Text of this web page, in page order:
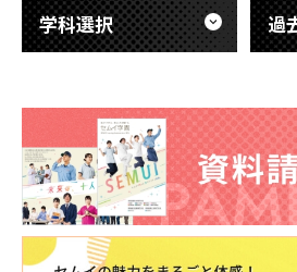
学科選択 過